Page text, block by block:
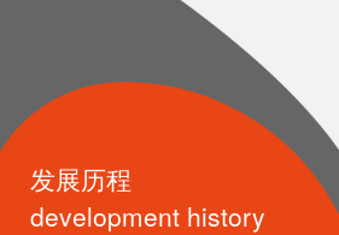
发展历程
development history